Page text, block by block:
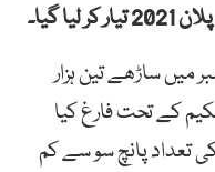
گیا۔
میں ساڑھے تین ہزار
کے تحت فارغ کیا
تعداد پانچ سو سے کم